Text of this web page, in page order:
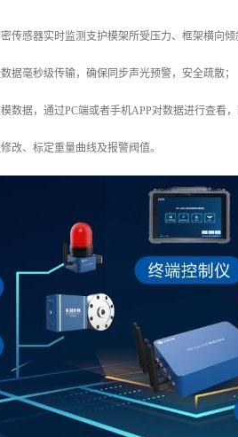
传感器实时监测支护模架所受压力、框架横向
据毫秒级传输，确保同步声光预警，安全疏散；
数据，通过PC端或者手机APP对数据进行查看
改、标定重量曲线及报警阀值。